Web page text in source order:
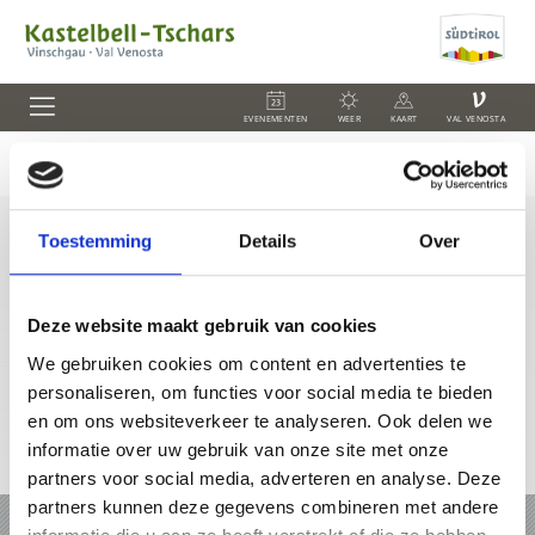
Toestemming Details Over
Deze website maakt gebruik van cookies
We gebruiken cookies om content en advertenties te
personaliseren, om functies voor social media te bieden
en om ons websiteverkeer te analyseren. Ook delen we
informatie over uw gebruik van onze site met onze
partners voor social media, adverteren en analyse. Deze
partners kunnen deze gegevens combineren met andere
EVENEMENTEN WEER KAART
V
VAL VENOSTA
+39 0473 62 41 93 info@kastelbell-tschars.com
Online-kaart